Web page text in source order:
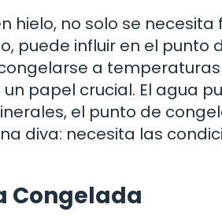
hielo, no solo se
puede influir en el punto
a
papel crucial. El agua
el punto de
diva: necesita las
Congelada